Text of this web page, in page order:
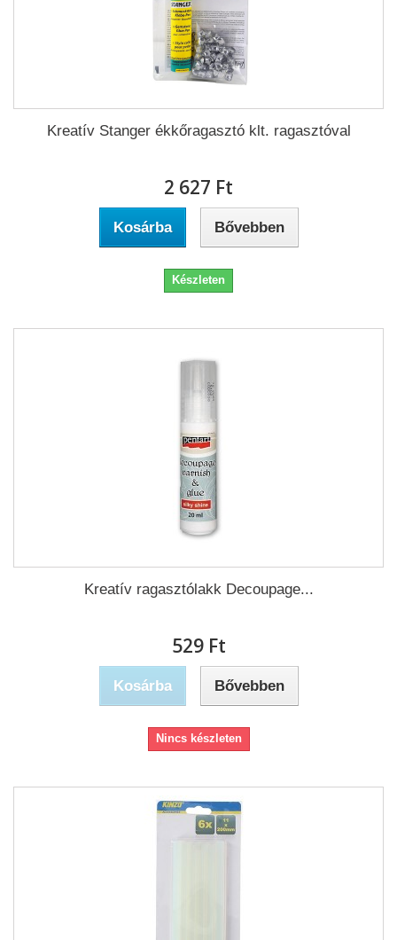
Kreatív Stanger ékkőragasztó klt. ragasztóval
2 627 Ft‎
Kosárba Bővebben
Készleten
Kreatív ragasztólakk Decoupage...
529 Ft‎
Kosárba Bővebben
Nincs készleten